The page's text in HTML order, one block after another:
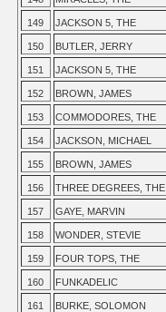
149 JACKSON 5, THE
150 BUTLER, JERRY
151 JACKSON 5, THE
152 BROWN, JAMES
153 COMMODORES, THE
154 JACKSON, MICHAEL
155 BROWN, JAMES
156 THREE DEGREES, THE
157 GAYE, MARVIN
158 WONDER, STEVIE
159 FOUR TOPS, THE
160 FUNKADELIC
161 BURKE, SOLOMON